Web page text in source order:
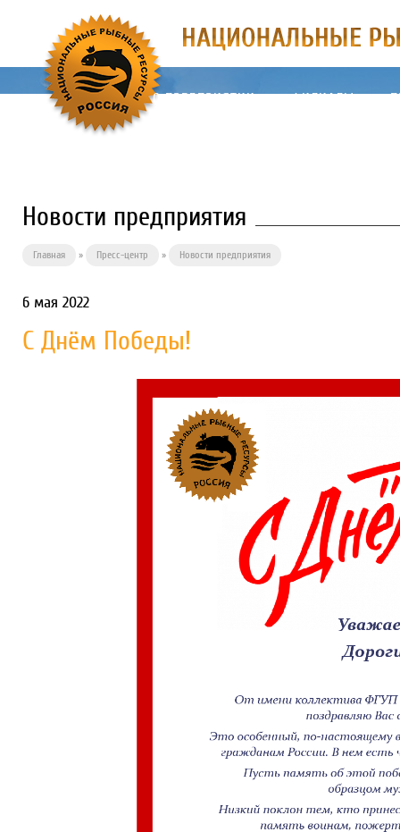
О ПРЕДПРИЯТИИ ФИЛИАЛЫ
Новости предприятия
Главная » Пресс-центр » Новости предприятия
6 мая 2022
С Днём Победы!